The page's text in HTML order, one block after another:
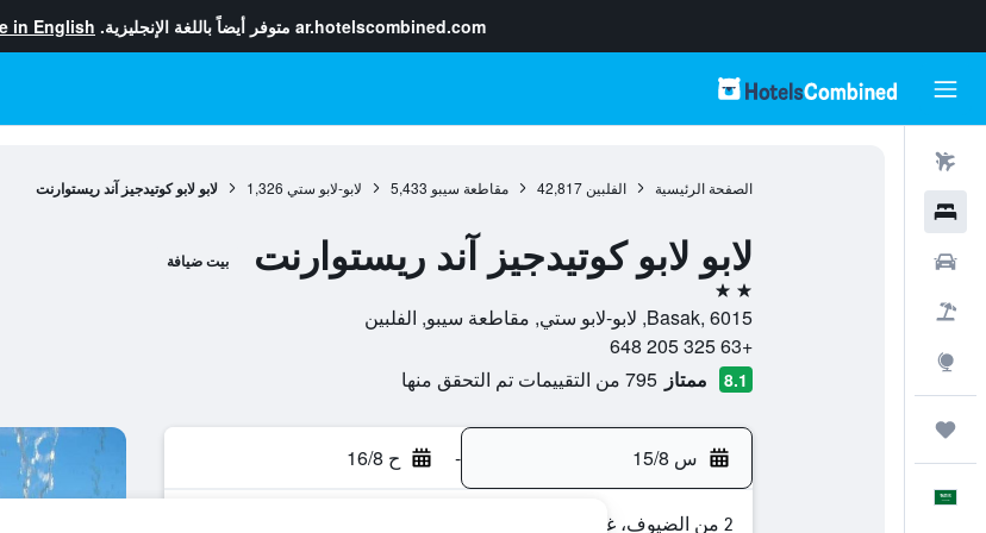
ar.hotelscombined.com متوفر أيضاً باللغة الإنجليزية. in English
الصفحة الرئيسية الفلبين 42,817 مقاطعة سيبو 5,433 لابو-لابو ستي 1,326 لابو لابو كوتيدجيز آند ريستوارنت
لابو لابو كوتيدجيز آند ريستوارنت بيت ضيافة
2 نجمتين
Basak, 6015, لابو-لابو ستي, مقاطعة سيبو, الفلبين
+63 325 205 648
8.1 ممتاز 795 من التقييمات تم التحقق منها
س 15/8 - ح 16/8
2 من الضيوف، غرفة واحدة